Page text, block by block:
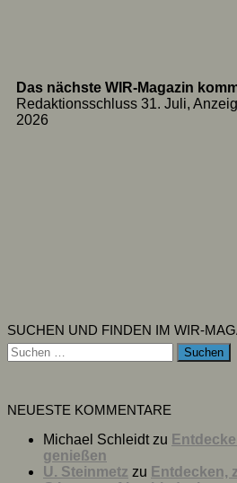
Das nächste WIR-Magazin
Redaktionsschluss 31. Juli,
2026
SUCHEN UND FINDEN IM WIR-
Suchen
nach:
NEUESTE KOMMENTARE
Michael Schleidtzu
genießen
U. Steinmetz zu Entdecken,